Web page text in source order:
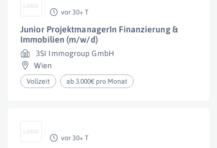
vor 30+ T
Junior ProjektmanagerIn Finanzierung &
Immobilien (m/w/d)
3SI Immogroup GmbH
Wien
Vollzeit ab 3.000€ pro Monat
vor 30+ T